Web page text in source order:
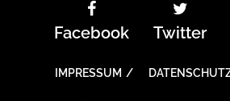
Facebook Twitter
IMPRESSUM